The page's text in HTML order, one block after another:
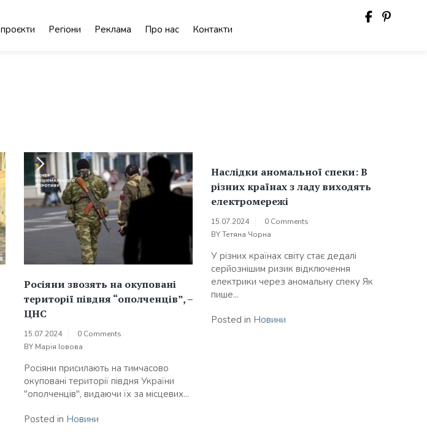
Регіони Реклама Про нас Контакти
Росіяни звозять на окуповані
території півдня “ополченців”, –
ЦНС
15.07.2024
0 Comments
BY Марія Іовова
Росіяни присилають на тимчасово
окуповані території півдня України
"ополченців", видаючи їх за місцевих...
Posted in Новини
Наслідки аномальної спеки: В
різних країнах з ладу виходять
електромережі
15.07.2024
0 Comments
BYТетяна Чорна
У різних країнах світу стає дедалі
серйознішим ризик відключення
електрики через аномальну спеку Як
пише...
Posted in Новини